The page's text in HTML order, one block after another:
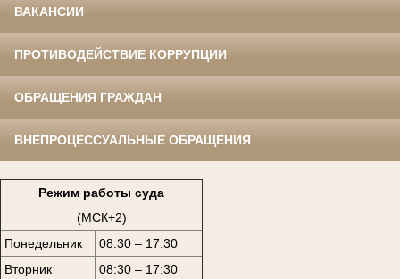
ВАКАНСИИ
ПРОТИВОДЕЙСТВИЕ КОРРУПЦИИ
ОБРАЩЕНИЯ ГРАЖДАН
ВНЕПРОЦЕССУАЛЬНЫЕ ОБРАЩЕНИЯ
Режим работы суда
(МСК+2)
Понедельник
08:30 – 17:30
Вторник
08:30 – 17:30